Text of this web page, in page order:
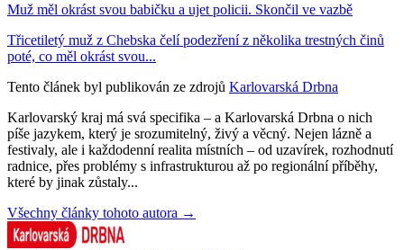
Muž měl okrást svou babičku a ujet policii. Skončil ve vazbě
Třicetiletý muž z Chebska čelí podezření z několika trestných činů
poté, co měl okrást svou...
Tento článek byl publikován ze zdrojů Karlovarská Drbna
Karlovarský kraj má svá specifika – a Karlovarská Drbna o nich
píše jazykem, který je srozumitelný, živý a věcný. Nejen lázně a
festivaly, ale i každodenní realita místních – od uzavírek, rozhodnutí
radnice, přes problémy s infrastrukturou až po regionální příběhy,
které by jinak zůstaly...
Všechny články tohoto autora →